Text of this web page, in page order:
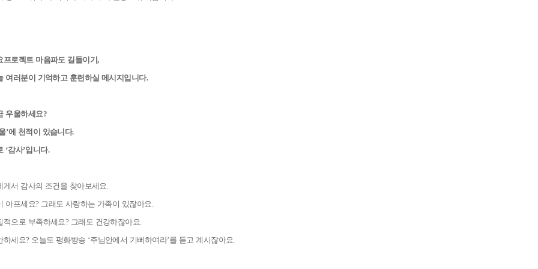
프로젝트 마음파도 길들이기,
여러분이 기억하고 훈련하실 메시지입니다.
우울하세요?
’에 천적이 있습니다.
‘감사’입니다.
게서 감사의 조건을 찾아보세요.
아프세요? 그래도 사랑하는 가족이 있잖아요.
적으로 부족하세요? 그래도 건강하잖아요.
하세요? 오늘도 평화방송 ‘주님안에서 기뻐하여라’를 듣고 계시잖아요.